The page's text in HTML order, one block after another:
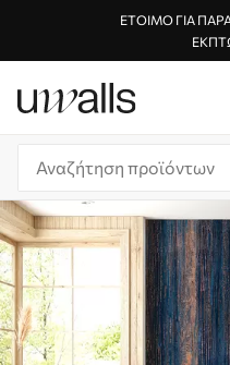
ΈΤΟΙΜΟ ΓΙΑ